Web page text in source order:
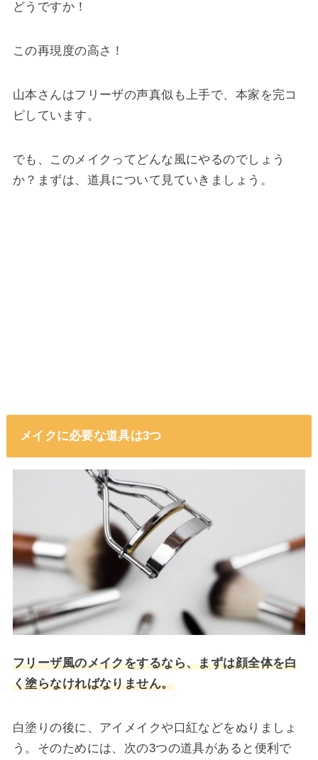
どうですか！
この再現度の高さ！
山本さんはフリーザの声真似も上手で、本家を完コ
ピしています。
でも、このメイクってどんな風にやるのでしょう
か？まずは、道具について見ていきましょう。
メイクに必要な道具は3つ
フリーザ風のメイクをするなら、まずは顔全体を白
く塗らなければなりません。
白塗りの後に、アイメイクや口紅などをぬりましょ
う。そのためには、次の3つの道具があると便利で